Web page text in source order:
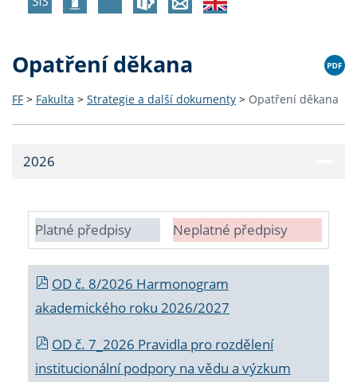
Opatření děkana
FF > Fakulta > Strategie a další dokumenty > Opatření děkana
2026
Platné předpisy Neplatné předpisy
OD č. 8/2026 Harmonogram
akademického roku 2026/2027
OD č. 7_2026 Pravidla pro rozdělení
institucionální podpory na vědu a výzkum